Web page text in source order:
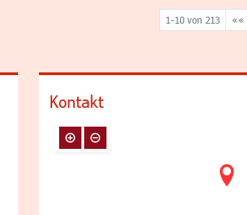
1-10 von 213 ««
Kontakt